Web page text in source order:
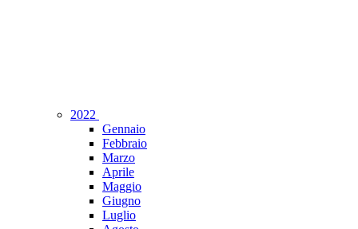
2022
Gennaio
Febbraio
Marzo
Aprile
Maggio
Giugno
Luglio